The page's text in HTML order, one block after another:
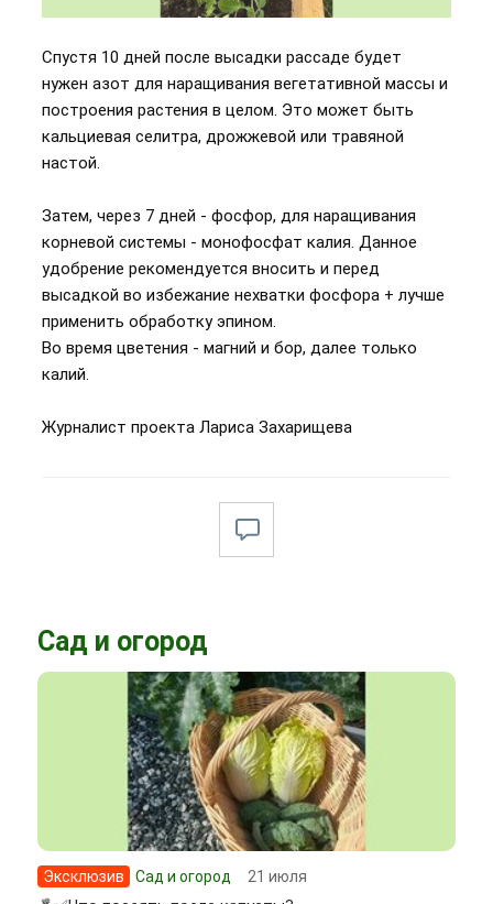
Спустя 10 дней после высадки рассаде будет
нужен азот для наращивания вегетативной массы и
построения растения в целом. Это может быть
кальциевая селитра, дрожжевой или травяной
настой.
Затем, через 7 дней - фосфор, для наращивания
корневой системы - монофосфат калия. Данное
удобрение рекомендуется вносить и перед
высадкой во избежание нехватки фосфора + лучше
применить обработку эпином.
Во время цветения - магний и бор, далее только
калий.
Журналист проекта Лариса Захарищева
Сад и огород
Эксклюзив Сад и огород 21 июля